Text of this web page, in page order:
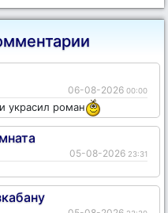
06-08-2026 00:00
украсил роман
05-08-2026 23:31